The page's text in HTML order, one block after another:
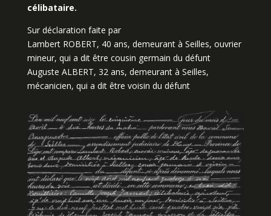
célibataire.
Sur déclaration faite par
Lambert ROBERT, 40 ans, demeurant à Seilles, ouvrier
mineur, qui a dit être cousin germain du défunt
Auguste ALBERT, 32 ans, demeurant à Seilles,
mécanicien, qui a dit être voisin du défunt